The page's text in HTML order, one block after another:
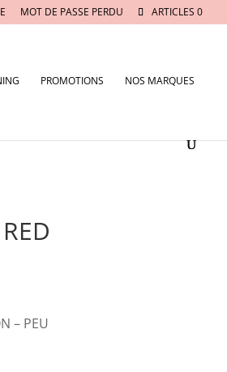
MOT DE PASSE PERDU ARTICLES 0
PROMOTIONS NOS MARQUES
– PEU